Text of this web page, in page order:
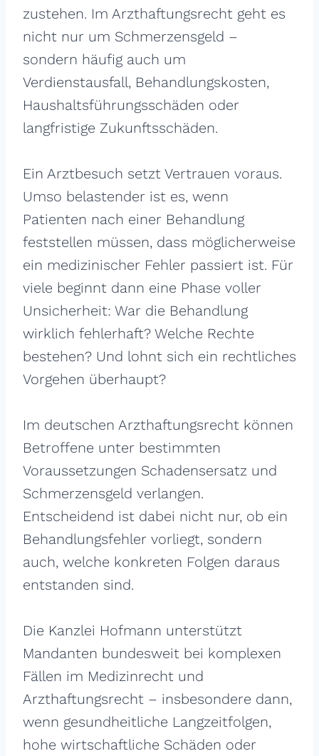
zustehen. Im Arzthaftungsrecht geht es
nicht nur um Schmerzensgeld –
sondern häufig auch um
Verdienstausfall, Behandlungskosten,
Haushaltsführungsschäden oder
langfristige Zukunftsschäden.
Ein Arztbesuch setzt Vertrauen voraus.
Umso belastender ist es, wenn
Patienten nach einer Behandlung
feststellen müssen, dass möglicherweise
ein medizinischer Fehler passiert ist. Für
viele beginnt dann eine Phase voller
Unsicherheit: War die Behandlung
wirklich fehlerhaft? Welche Rechte
bestehen? Und lohnt sich ein rechtliches
Vorgehen überhaupt?
Im deutschen Arzthaftungsrecht können
Betroffene unter bestimmten
Voraussetzungen Schadensersatz und
Schmerzensgeld verlangen.
Entscheidend ist dabei nicht nur, ob ein
Behandlungsfehler vorliegt, sondern
auch, welche konkreten Folgen daraus
entstanden sind.
Die Kanzlei Hofmann unterstützt
Mandanten bundesweit bei komplexen
Fällen im Medizinrecht und
Arzthaftungsrecht – insbesondere dann,
wenn gesundheitliche Langzeitfolgen,
hohe wirtschaftliche Schäden oder